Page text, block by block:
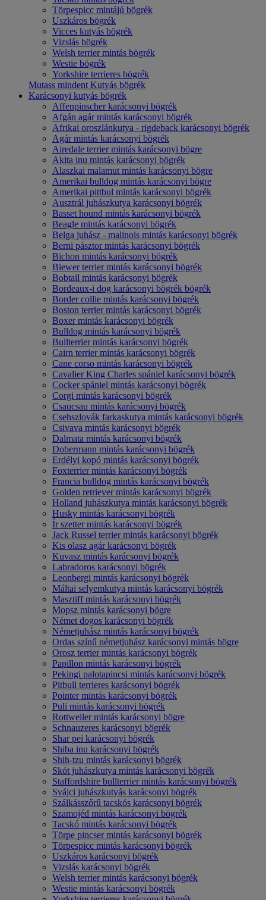
Törpespicc mintájú bögrék
Uszkáros bögrék
Vicces kutyás bögrék
Vizslás bögrék
Welsh terrier mintás bögrék
Westie bögrék
Yorkshire terrieres bögrék
Mutass mindent Kutyás bögrék
Karácsonyi kutyás bögrék
Affenpinscher karácsonyi bögrék
Afgán agár mintás karácsonyi bögrék
Afrikai oroszlánkutya - rigdeback karácsonyi bögrék
Agár mintás karácsonyi bögrék
Airedale terrier mintás karácsonyi bögre
Akita inu mintás karácsonyi bögrék
Alaszkai malamut mintás karácsonyi bögre
Amerikai bulldog mintás karácsonyi bögre
Amerikai pittbul mintás karácsonyi bögrék
Ausztrál juhászkutya karácsonyi bögrék
Basset hound mintás karácsonyi bögrék
Beagle mintás karácsonyi bögrék
Belga juhász - malinois mintás karácsonyi bögrék
Berni pásztor mintás karácsonyi bögrék
Bichon mintás karácsonyi bögrék
Biewer terrier mintás karácsonyi bögrék
Bobtail mintás karácsonyi bögrék
Bordeaux-i dog karácsonyi bögrék bögrék
Border collie mintás karácsonyi bögrék
Boston terrier mintás karácsonyi bögrék
Boxer mintás karácsonyi bögrék
Bulldog mintás karácsonyi bögrék
Bullterrier mintás karácsonyi bögrék
Cairn terrier mintás karácsonyi bögrék
Cane corso mintás karácsonyi bögrék
Cavalier King Charles spániel karácsonyi bögrék
Cocker spániel mintás karácsonyi bögrék
Corgi mintás karácsonyi bögrék
Csaucsau mintás karácsonyi bögrék
Csehszlovák farkaskutya mintás karácsonyi bögrék
Csivava mintás karácsonyi bögrék
Dalmata mintás karácsonyi bögrék
Dobermann mintás karácsonyi bögrék
Erdélyi kopó mintás karácsonyi bögrék
Foxterrier mintás karácsonyi bögrék
Francia bulldog mintás karácsonyi bögrék
Golden retriever mintás karácsonyi bögrék
Holland juhászkutya mintás karácsonyi bögrék
Husky mintás karácsonyi bögrék
Ír szetter mintás karácsonyi bögrék
Jack Russel terrier mintás karácsonyi bögrék
Kis olasz agár karácsonyi bögrék
Kuvasz mintás karácsonyi bögrék
Labradoros karácsonyi bögrék
Leonbergi mintás karácsonyi bögrék
Máltai selyemkutya mintás karácsonyi bögrék
Masztiff mintás karácsonyi bögrék
Mopsz mintás karácsonyi bögre
Német dogos karácsonyi bögrék
Németjuhász mintás karácsonyi bögrék
Ordas színű németjuhász karácsonyi mintás bögre
Orosz terrier mintás karácsonyi bögrék
Papillon mintás karácsonyi bögrék
Pekingi palotapincsi mintás karácsonyi bögrék
Pitbull terrieres karácsonyi bögrék
Pointer mintás karácsonyi bögrék
Puli mintás karácsonyi bögrék
Rottweiler mintás karácsonyi bögre
Schnauzeres karácsonyi bögrék
Shar pei karácsonyi bögrék
Shiba inu karácsonyi bögrék
Shih-tzu mintás karácsonyi bögrék
Skót juhászkutya mintás karácsonyi bögrék
Staffordshire bullterrier mintás karácsonyi bögrék
Svájci juhászkutyás karácsonyi bögrék
Szálkásszőrű tacskós karácsonyi bögrék
Szamojéd mintás karácsonyi bögrék
Tacskó mintás karácsonyi bögrék
Törpe pincser mintás karácsonyi bögrék
Törpespicc mintás karácsonyi bögrék
Uszkáros karácsonyi bögrék
Vizslás karácsonyi bögrék
Welsh terrier mintás karácsonyi bögrék
Westie mintás karácsonyi bögrék